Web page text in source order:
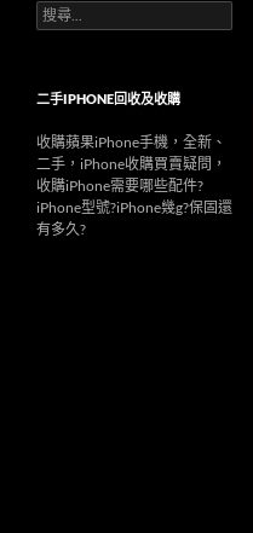
搜
尋
字:
二手IPHONE回收及收購
收購蘋果iPhone手機，全新、
二手，iPhone收購買賣疑問，
收購iPhone需要哪些配件?
iPhone型號?iPhone幾g?保固還
有多久?